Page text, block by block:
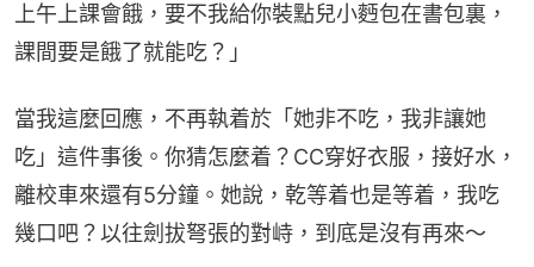
上午上課會餓，要不我給你裝點兒小麪包在書包裏，
課間要是餓了就能吃？」
當我這麼回應，不再執着於「她非不吃，我非讓她
吃」這件事後。你猜怎麼着？CC穿好衣服，接好水，
離校車來還有5分鐘。她說，乾等着也是等着，我吃
幾口吧？以往劍拔弩張的對峙，到底是沒有再來～